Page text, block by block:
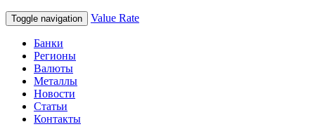
Toggle navigation Value Rate
Банки
Регионы
Валюты
Металлы
Новости
Статьи
Контакты